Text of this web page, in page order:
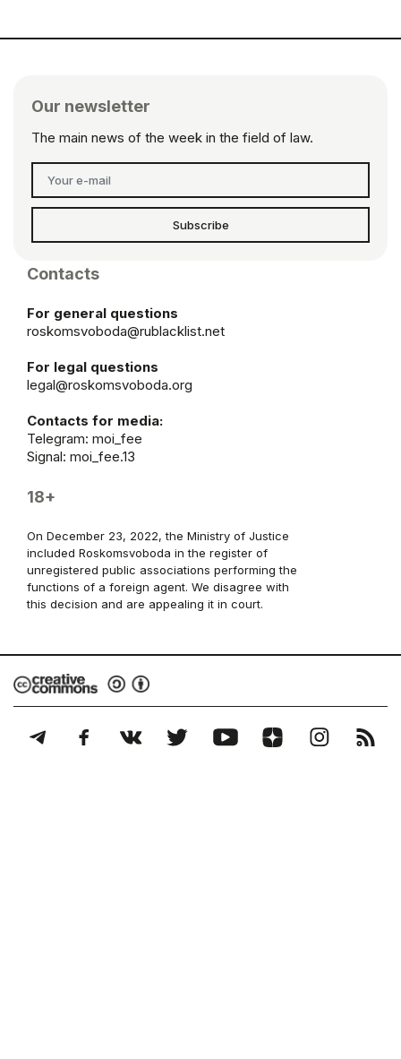
Our newsletter
The main news of the week in the field of law.
Subscribe
Contacts
For general questions
roskomsvoboda@rublacklist.net
For legal questions
legal@roskomsvoboda.org
Contacts for media:
Telegram: moi_fee
Signal: moi_fee.13
18+
On December 23, 2022, the Ministry of Justice
included Roskomsvoboda in the register of
unregistered public associations performing the
functions of a foreign agent. We disagree with
this decision and are appealing it in court.